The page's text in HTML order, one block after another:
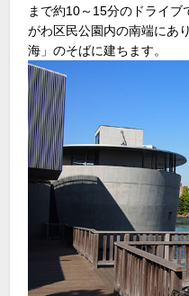
まで約10～15分のドライブ
がわ区民公園内の南端にあ
海」のそばに建ちます。